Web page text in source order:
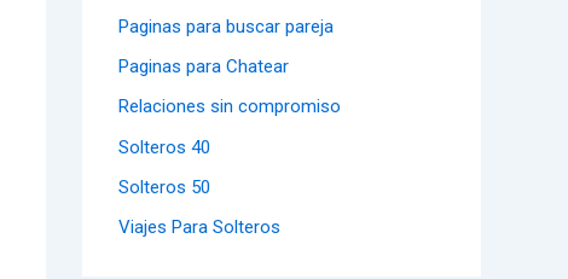
Paginas para buscar pareja
Paginas para Chatear
Relaciones sin compromiso
Solteros 40
Solteros 50
Viajes Para Solteros